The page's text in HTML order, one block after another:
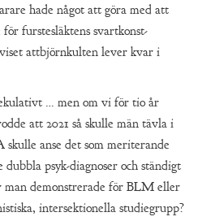
hade något att göra med att
furstesläktens svartkonst-
attbjörnkulten lever kvar i
… men om vi för tio år
att 2021 så skulle män tävla i
anse det som meriterande
psyk-diagnoser och ständigt
man demonstrerade för BLM eller
intersektionella studiegrupp?